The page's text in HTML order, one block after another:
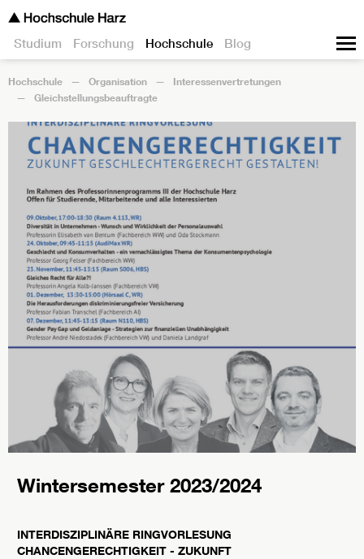
Studium Forschung Hochschule Blog
Hochschule Organisation
Interessenvertretungen
Gleichstellungsbeauftragte
Wintersemester 2023/2024
INTERDISZIPLINÄRE RINGVORLESUNG
CHANCENGERECHTIGKEIT - ZUKUNFT